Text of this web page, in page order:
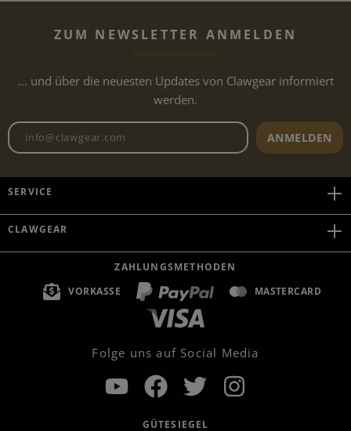
ZUM NEWSLETTER ANMELDEN
... und über die neuesten Updates von Clawgear informiert
werden.
Newsletter E-Mail-Adresse
ANMELDEN
SERVICE
CLAWGEAR
ZAHLUNGSMETHODEN
VORKASSE
MASTERCARD
Folge uns auf Social Media
GÜTESIEGEL